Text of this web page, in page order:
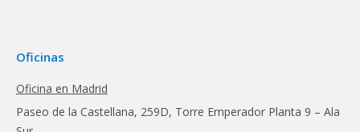
Oficinas
Oficina en Madrid
Paseo de la Castellana, 259D, Torre Emperador Planta 9 – Ala